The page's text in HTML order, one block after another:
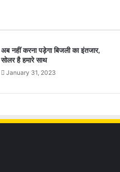
अब नहीं करना पड़ेगा बिजली का इंतजार,
सोलर है हमारे साथ
January 31, 2023